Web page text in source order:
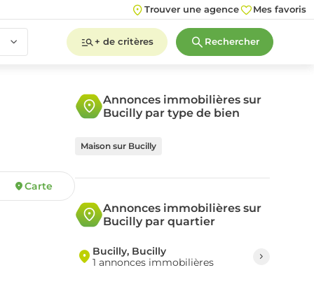
Trouver une agence Mes favoris
5+
2 3 4
+ de critères Rechercher
Carte
Annonces immobilières sur
Bucilly par type de bien
Maison sur Bucilly
Annonces immobilières sur
Bucilly par quartier
Bucilly, Bucilly
1 annonces immobilières